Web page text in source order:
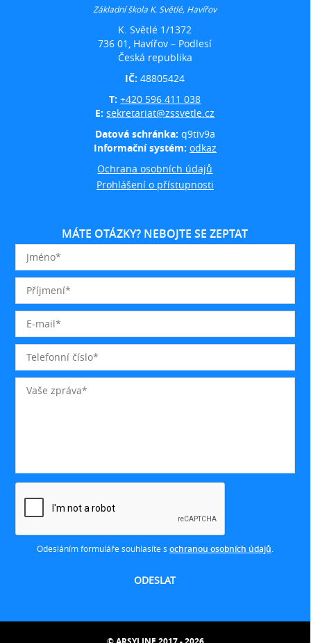
Základní škola K. Světlé, Havířov
K. Světlé 1/1372
736 01, Havířov – Podlesí
Česká republika
IČ:48805424
T:+420 596 411 038
E:sekretariat@zssvetle.cz
Datová schránka: q9tiv9a
Informační systém: odkaz
Ochrana osobních údajů
Prohlášení o přístupnosti
MÁTE OTÁZKY? NEBOJTE SE ZEPTAT
Odesláním formuláře souhlasíte s ochranou osobních údajů